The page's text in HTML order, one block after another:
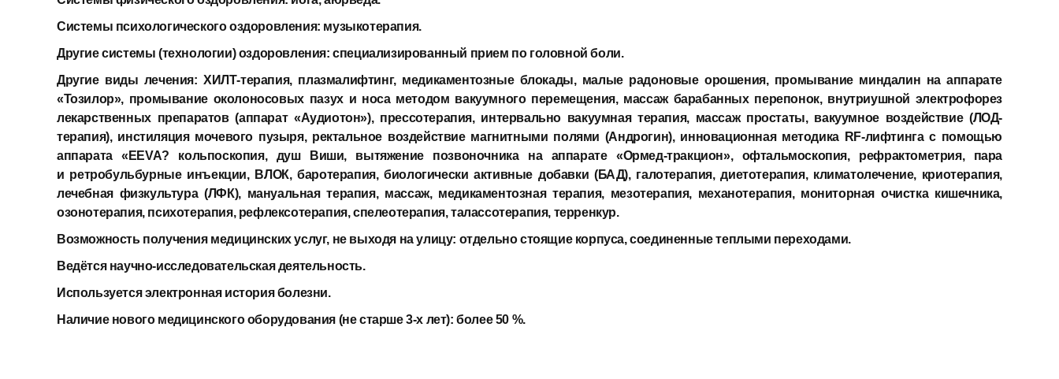
Системы психологического оздоровления: музыкотерапия.
Другие системы (технологии) оздоровления:специализированный прием по головной боли.
Другие виды лечения:ХИЛТ-терапия, плазмалифтинг, медикаментозные блокады, малые радоновые орошения, промывание миндалин на аппарате
«Тозилор», промывание околоносовых пазух и носа методом вакуумного перемещения, массаж барабанных перепонок, внутриушной электрофорез
лекарственных препаратов (аппарат «Аудиотон»), прессотерапия, интервально вакуумная терапия, массаж простаты, вакуумное воздействие (ЛОД-
терапия), инстиляция мочевого пузыря, ректальное воздействие магнитными полями (Андрогин), инновационная методика RF-лифтинга с помощью
аппарата «EEVA? кольпоскопия, душ Виши, вытяжение позвоночника на аппарате «Ормед-тракцион», офтальмоскопия, рефрактометрия, пара
и ретробульбурные инъекции, ВЛОК, баротерапия, биологически активные добавки (БАД), галотерапия, диетотерапия, климатолечение, криотерапия,
лечебная физкультура (ЛФК), мануальная терапия, массаж, медикаментозная терапия, мезотерапия, механотерапия, мониторная очистка кишечника,
озонотерапия, психотерапия, рефлексотерапия, спелеотерапия, талассотерапия, терренкур.
Возможность получения медицинских услуг, не выходя на улицу: отдельно стоящие корпуса, соединенные теплыми переходами.
Ведётся научно-исследовательская деятельность.
Используется электронная история болезни.
Наличие нового медицинского оборудования (не старше 3-х лет):более 50 %.